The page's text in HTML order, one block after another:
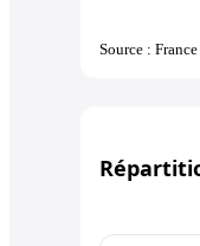
Source :